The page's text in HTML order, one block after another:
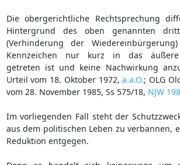
Die obergerichtliche Rechtsprechung
Hintergrund des oben genannten
(Verhinderung der
Kennzeichen nur kurz in das äußere
getreten ist und keine Nachwirkung
Urteil vom 18. Oktober 1972,a.a.O.; OLG
vom 28. November 1985, Ss 575/18, NJW
Im vorliegenden Fall steht der
aus dem politischen Leben zu verbannen,
Reduktion entgegen.